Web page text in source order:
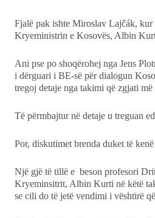
Teknologji
Udhëtime
DuVideo
Fjalë pak ishte Miroslav Lajčák,
Kryeministrin e Kosovës, Albin
Ani pse po shoqërohej nga Jens
i dërguari i BE-së për dialogun
tregoj detaje nga takimi që zgjati më
Të përmbajtur në detaje u treguan
Por, diskutimet brenda duket të
Një gjë të tillë e beson profesori
Kryeminsitrit, Albin Kurti në këtë
se cili do të jetë vendimi i vështirë